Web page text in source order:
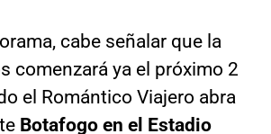
cabe señalar que la
comenzará ya el próximo 2
el Romántico Viajero abra
Botafogo en el Estadio